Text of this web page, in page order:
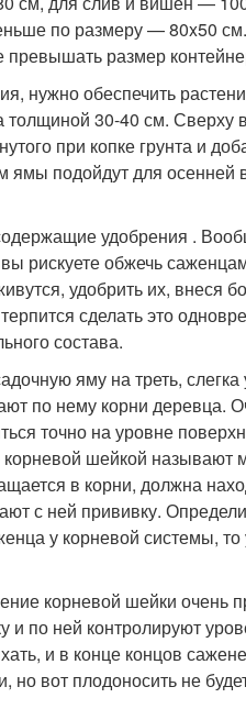
по размеру — 80x50
превышать размер
нужно обеспечить
толщиной 30-40 см. Сверху
при копке грунта и
ямы подойдут для
удобрения .
рискуете обжечь
удобрить их, внеся
сделать это
состава.
яму на треть,
по нему корни
точно на уровне
шейкой называют
в корни, должна
с ней прививку.
у корневой системы,
корневой шейки очень
и по ней контролируют
и в конце концов
вот плодоносить не